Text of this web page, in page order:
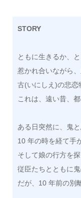
STORY
ともに生きるか、
惹かれ合いながら
古(いにしえ)の悲恋
これは、遠い昔、
ある日突然に、鬼
10 年の時を経て手
そして娘の行方を
従臣たちとともに鬼
だが、10 年前の別